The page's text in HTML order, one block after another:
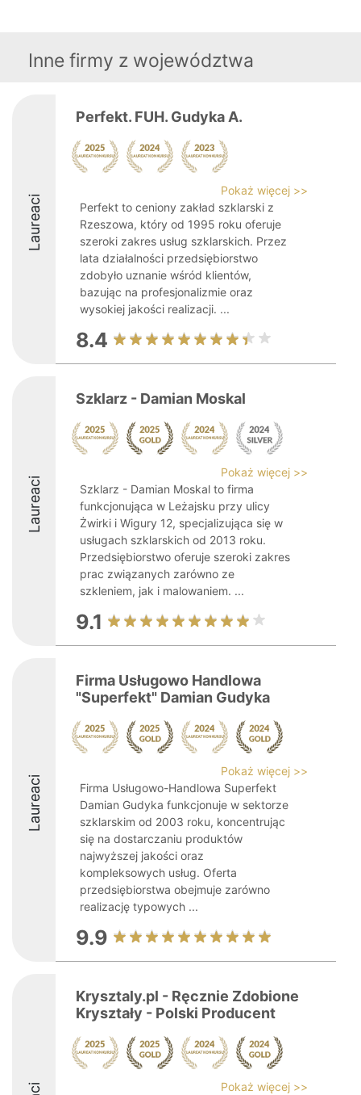
Inne firmy z województwa
Laureaci
Perfekt. FUH. Gudyka A.
Pokaż więcej >>
Perfekt to ceniony zakład szklarski z
Rzeszowa, który od 1995 roku oferuje
szeroki zakres usług szklarskich. Przez
lata działalności przedsiębiorstwo
zdobyło uznanie wśród klientów,
bazując na profesjonalizmie oraz
wysokiej jakości realizacji. ...
8.4
Laureaci
Szklarz - Damian Moskal
Pokaż więcej >>
Szklarz - Damian Moskal to firma
funkcjonująca w Leżajsku przy ulicy
Żwirki i Wigury 12, specjalizująca się w
usługach szklarskich od 2013 roku.
Przedsiębiorstwo oferuje szeroki zakres
prac związanych zarówno ze
szkleniem, jak i malowaniem. ...
9.1
Laureaci
Firma Usługowo Handlowa
"Superfekt" Damian Gudyka
Pokaż więcej >>
Firma Usługowo-Handlowa Superfekt
Damian Gudyka funkcjonuje w sektorze
szklarskim od 2003 roku, koncentrując
się na dostarczaniu produktów
najwyższej jakości oraz
kompleksowych usług. Oferta
przedsiębiorstwa obejmuje zarówno
realizację typowych ...
9.9
Krysztaly.pl - Ręcznie Zdobione
Kryształy - Polski Producent
Pokaż więcej >>